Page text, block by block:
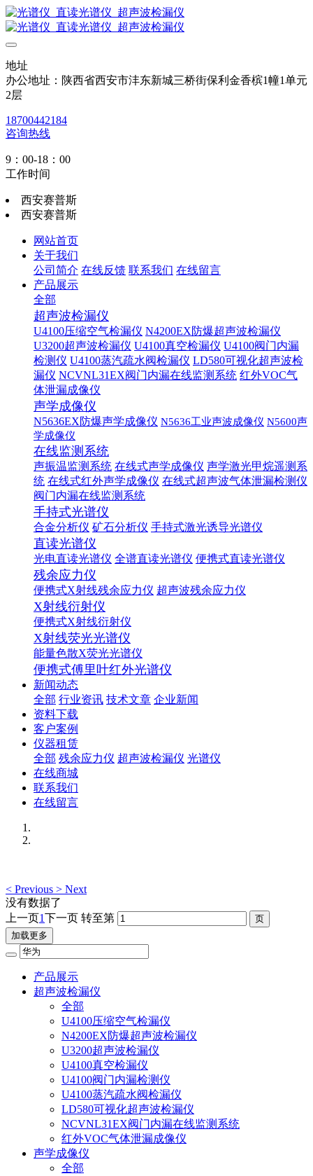
地址
办公地址：陕西省西安市沣东新城三桥街保利金香槟1幢1单元
2层
18700442184
咨询热线
9：00-18：00
工作时间
西安赛普斯
西安赛普斯
网站首页
关于我们
公司简介 在线反馈 联系我们 在线留言
产品展示
全部
超声波检漏仪
U4100压缩空气检漏仪 N4200EX防爆超声波检漏仪
U3200超声波检漏仪 U4100真空检漏仪 U4100阀门内漏
检测仪 U4100蒸汽疏水阀检漏仪 LD580可视化超声波检
漏仪 NCVNL31EX阀门内漏在线监测系统 红外VOC气
体泄漏成像仪
声学成像仪
N5636EX防爆声学成像仪 N5636工业声波成像仪 N5600声
学成像仪
在线监测系统
声振温监测系统 在线式声学成像仪 声学激光甲烷遥测系
统 在线式红外声学成像仪 在线式超声波气体泄漏检测仪
阀门内漏在线监测系统
手持式光谱仪
合金分析仪 矿石分析仪 手持式激光诱导光谱仪
直读光谱仪
光电直读光谱仪 全谱直读光谱仪 便携式直读光谱仪
残余应力仪
便携式X射线残余应力仪 超声波残余应力仪
X射线衍射仪
便携式X射线衍射仪
X射线荧光光谱仪
能量色散X荧光光谱仪
便携式傅里叶红外光谱仪
新闻动态
全部 行业资讯 技术文章 企业新闻
资料下载
客户案例
仪器租赁
全部 残余应力仪 超声波检漏仪 光谱仪
在线商城
联系我们
在线留言
< Previous > Next
没有数据了
上一页1下一页 转至第
加载更多
产品展示
超声波检漏仪
全部
U4100压缩空气检漏仪
N4200EX防爆超声波检漏仪
U3200超声波检漏仪
U4100真空检漏仪
U4100阀门内漏检测仪
U4100蒸汽疏水阀检漏仪
LD580可视化超声波检漏仪
NCVNL31EX阀门内漏在线监测系统
红外VOC气体泄漏成像仪
声学成像仪
全部